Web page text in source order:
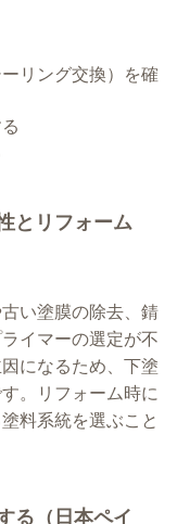
リング交換）を確
とリフォーム
い塗膜の除去、錆
イマーの選定が不
になるため、下塗
。リフォーム時に
料系統を選ぶこと
る（日本ペイ